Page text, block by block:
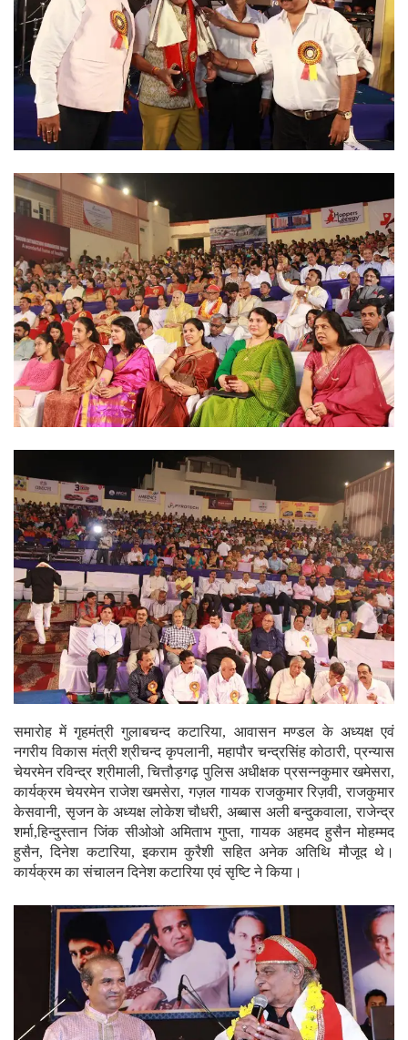
समारोह में गृहमंत्री गुलाबचन्द कटारिया, आवासन मण्डल के अध्यक्ष एवं
नगरीय विकास मंत्री श्रीचन्द कृपलानी, महापौर चन्द्रसिंह कोठारी, प्रन्यास
चेयरमेन रविन्द्र श्रीमाली, चित्तौड़गढ़ पुलिस अधीक्षक प्रसन्नकुमार खमेसरा,
कार्यक्रम चेयरमेन राजेश खमसेरा, गज़ल गायक राजकुमार रिज़वी, राजकुमार
केसवानी, सृजन के अध्यक्ष लोकेश चौधरी, अब्बास अली बन्दुकवाला, राजेन्द्र
शर्मा,हिन्दुस्तान जिंक सीओओ अमिताभ गुप्ता, गायक अहमद हुसैन मोहम्मद
हुसैन, दिनेश कटारिया, इकराम कुरैशी सहित अनेक अतिथि मौजूद थे।
कार्यक्रम का संचालन दिनेश कटारिया एवं सृष्टि ने किया।